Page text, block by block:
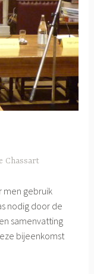
Chassart
men gebruik
nodig door de
samenvatting
bijeenkomst